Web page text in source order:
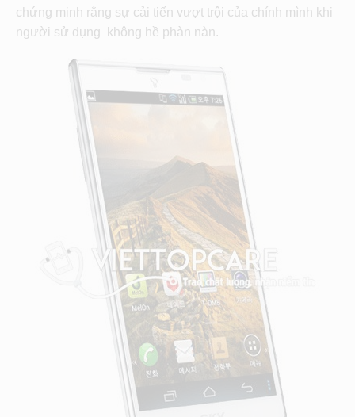
chứng minh rằng sự cải tiến vượt trội của chính mình khi
người sử dụng không hề phàn nàn.